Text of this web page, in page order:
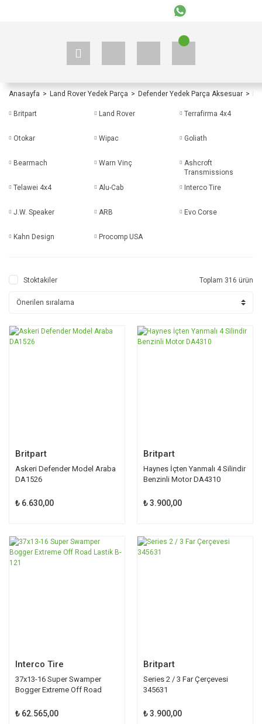
Anasayfa Land Rover Yedek Parça Defender Yedek Parça Aksesuar
Britpart Land Rover Terrafirma 4x4
Otokar Wipac Goliath
Bearmach Warn Vinç
Ashcroft
Transmissions
Telawei 4x4
Alu-Cab Interco Tire
J.W. Speaker ARB Evo Corse
Kahn Design Procomp USA
Stoktakiler Toplam 316 ürün
Britpart
Askeri Defender Model Araba
DA1526
₺ 6.630,00
Britpart
Haynes İçten Yanmalı 4 Silindir
Benzinli Motor DA4310
₺ 3.900,00
Interco Tire
37x13-16 Super Swamper
Bogger Extreme Off Road
₺ 62.565,00
Britpart
Series 2 / 3 Far Çerçevesi
345631
₺ 3.900,00